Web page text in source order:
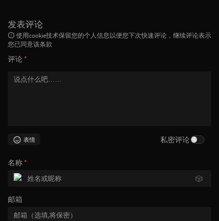
发表评论
使用cookie技术保留您的个人信息以便您下次快速评论，继续评论表示
您已同意该条款
评论 *
表情 私密评论
名称 *
🎲
邮箱